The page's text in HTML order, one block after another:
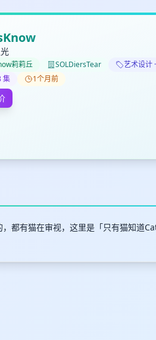
莉莉丘 SOLDiersTear
艺术设计
集 1个月前
都有猫在审视，这里是「只有猫知道
✕
高
✕
✕